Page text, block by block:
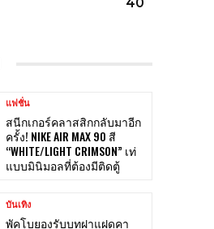
แฟชั่น
สนีกเกอร์คลาสสิกกลับมาอีก
ครั้ง! NIKE AIR MAX 90 สี
“WHITE/LIGHT CRIMSON” เท่
แบบมินิมอลที่ต้องมีติดตู้
บันเทิง
พัคโบยองรับบทฝาแฝดคา